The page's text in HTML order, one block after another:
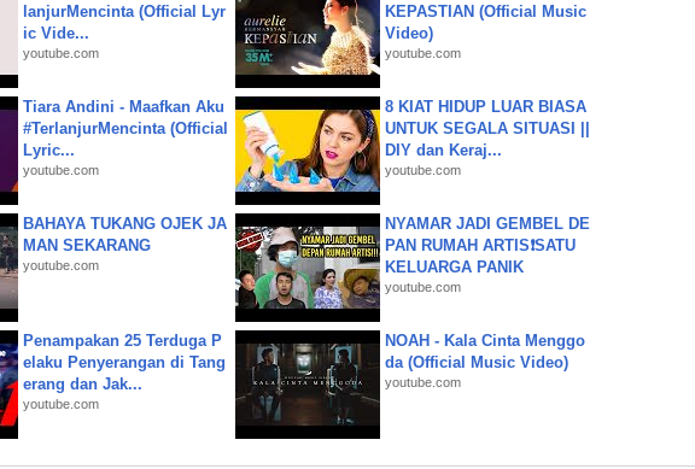
lanjurMencinta (Official Lyr
ic Vide...
youtube.com
KEPASTIAN (Official Music
Video)
youtube.com
Tiara Andini - Maafkan Aku
#TerlanjurMencinta (Official
Lyric...
youtube.com
8 KIAT HIDUP LUAR BIASA
UNTUK SEGALA SITUASI ||
DIY dan Keraj...
youtube.com
BAHAYA TUKANG OJEK JA
MAN SEKARANG
youtube.com
NYAMAR JADI GEMBEL DE
PAN RUMAH ARTIS❗SATU
KELUARGA PANIK
youtube.com
Penampakan 25 Terduga P
elaku Penyerangan di Tang
erang dan Jak...
youtube.com
NOAH - Kala Cinta Menggo
da (Official Music Video)
youtube.com